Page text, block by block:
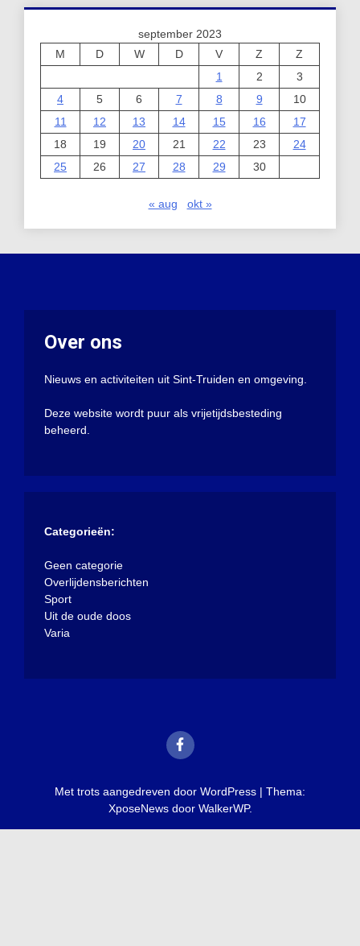
september 2023
M
D W D V Z
Z
1
2
3
4
5 6 7 8 9
10
11
12 13 14 15 16
17
18
19 20 21 22 23
24
25
26 27 28 29 30
« aug okt »
Over ons
Nieuws en activiteiten uit Sint-Truiden en omgeving.
Deze website wordt puur als vrijetijdsbesteding
beheerd.
Categorieën:
Geen categorie
Overlijdensberichten
Sport
Uit de oude doos
Varia
Met trots aangedreven door WordPress | Thema:
XposeNews door WalkerWP.